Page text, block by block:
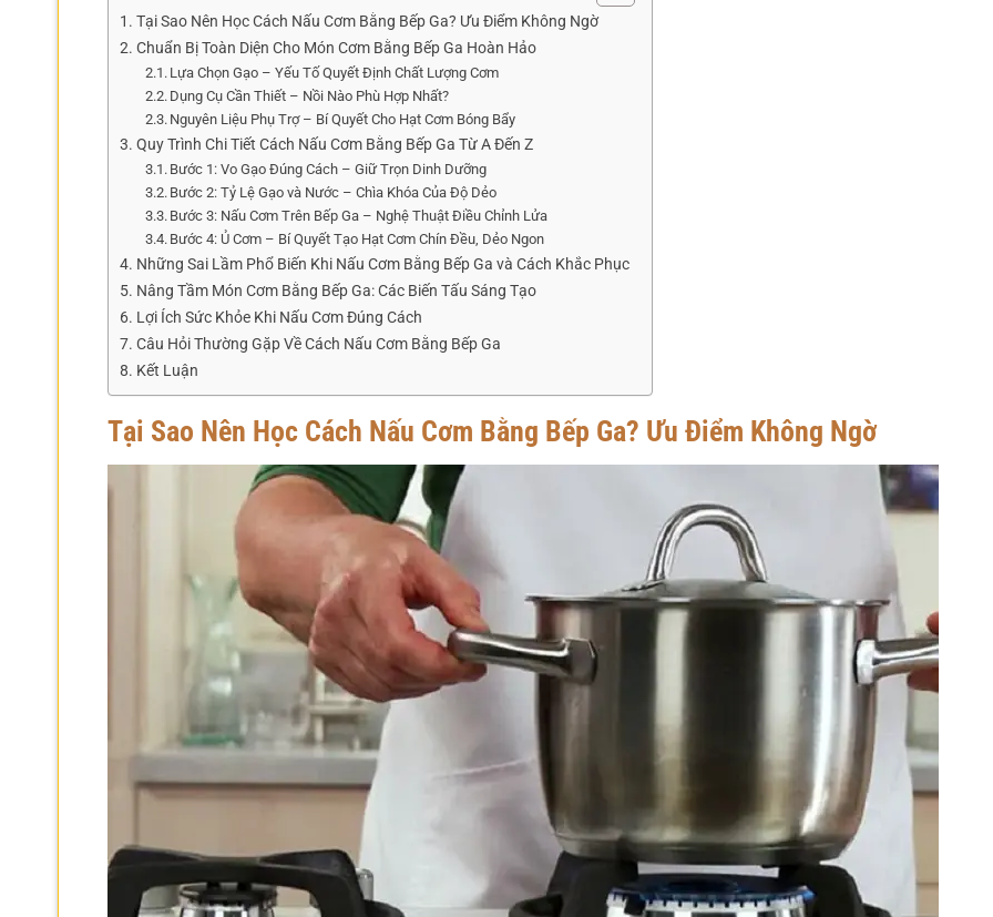
Tại Sao Nên Học Cách Nấu Cơm Bằng Bếp Ga? Ưu Điểm Không Ngờ
Chuẩn Bị Toàn Diện Cho Món Cơm Bằng Bếp Ga Hoàn Hảo
Lựa Chọn Gạo – Yếu Tố Quyết Định Chất Lượng Cơm
Dụng Cụ Cần Thiết – Nồi Nào Phù Hợp Nhất?
Nguyên Liệu Phụ Trợ – Bí Quyết Cho Hạt Cơm Bóng Bẩy
Quy Trình Chi Tiết Cách Nấu Cơm Bằng Bếp Ga Từ A Đến Z
Bước 1: Vo Gạo Đúng Cách – Giữ Trọn Dinh Dưỡng
Bước 2: Tỷ Lệ Gạo và Nước – Chìa Khóa Của Độ Dẻo
Bước 3: Nấu Cơm Trên Bếp Ga – Nghệ Thuật Điều Chỉnh Lửa
Bước 4: Ủ Cơm – Bí Quyết Tạo Hạt Cơm Chín Đều, Dẻo Ngon
Những Sai Lầm Phổ Biến Khi Nấu Cơm Bằng Bếp Ga và Cách Khắc Phục
Nâng Tầm Món Cơm Bằng Bếp Ga: Các Biến Tấu Sáng Tạo
Lợi Ích Sức Khỏe Khi Nấu Cơm Đúng Cách
Câu Hỏi Thường Gặp Về Cách Nấu Cơm Bằng Bếp Ga
Kết Luận
Tại Sao Nên Học Cách Nấu Cơm Bằng Bếp Ga? Ưu Điểm Không Ngờ